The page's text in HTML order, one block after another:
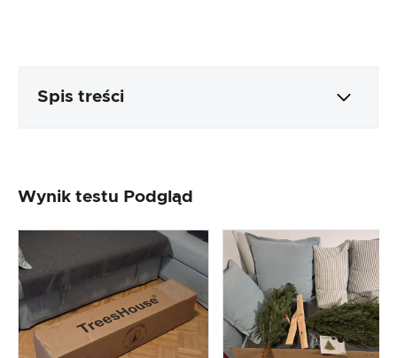
Spis treści
Przetwarzanie i wygląd produktu
Test praktyczny
Stosunek ceny do wydajności
Wynik ogólny
Wynik testu Podgląd